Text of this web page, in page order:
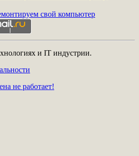
свой компьютер
и IT индустрии.
не работает!